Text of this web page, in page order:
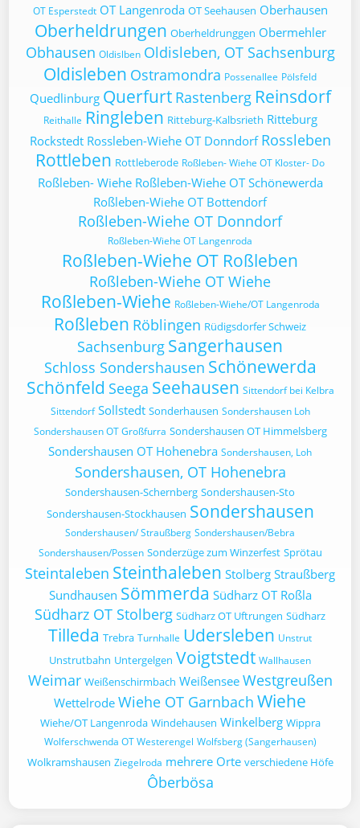
OT Esperstedt OT Langenroda OT Seehausen Oberhausen
Oberheldrungen Oberheldrunggen Obermehler
Obhausen Oldislben Oldisleben, OT Sachsenburg
Oldisleben Ostramondra Possenallee Pölsfeld
Quedlinburg Querfurt Rastenberg Reinsdorf
Reithalle Ringleben Ritteburg-Kalbsrieth Ritteburg
Rockstedt Rossleben-Wiehe OT Donndorf Rossleben
Rottleben Rottleberode Roßleben- Wiehe OT Kloster- Do
Roßleben- Wiehe Roßleben-Wiehe OT Schönewerda
Roßleben-Wiehe OT Bottendorf
Roßleben-Wiehe OT Donndorf
Roßleben-Wiehe OT Langenroda
Roßleben-Wiehe OT Roßleben
Roßleben-Wiehe OT Wiehe
Roßleben-Wiehe Roßleben-Wiehe/OT Langenroda
Roßleben Röblingen Rüdigsdorfer Schweiz
Sachsenburg Sangerhausen
Schloss Sondershausen Schönewerda
Schönfeld Seega Seehausen Sittendorf bei Kelbra
Sittendorf Sollstedt Sonderhausen Sondershausen Loh
Sondershausen OT Großfurra Sondershausen OT Himmelsberg
Sondershausen OT Hohenebra Sondershausen, Loh
Sondershausen, OT Hohenebra
Sondershausen-Schernberg Sondershausen-Sto
Sondershausen-Stockhausen Sondershausen
Sondershausen/ Straußberg Sondershausen/Bebra
Sondershausen/Possen Sonderzüge zum Winzerfest Sprötau
Steintaleben Steinthaleben Stolberg Straußberg
Sundhausen Sömmerda Südharz OT Roßla
Südharz OT Stolberg Südharz OT Uftrungen Südharz
Tilleda Trebra Turnhalle Udersleben Unstrut
Unstrutbahn Untergelgen Voigtstedt Wallhausen
Weimar Weißenschirmbach Weißensee Westgreußen
Wettelrode Wiehe OT Garnbach Wiehe
Wiehe/OT Langenroda Windehausen Winkelberg Wippra
Wolferschwenda OT Westerengel Wolfsberg (Sangerhausen)
Wolkramshausen Ziegelroda mehrere Orte verschiedene Höfe
Ôberbösa